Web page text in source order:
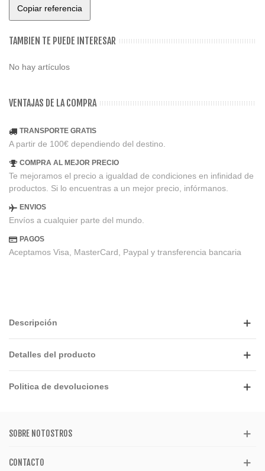
Copiar referencia
TAMBIEN TE PUEDE INTERESAR
No hay artículos
VENTAJAS DE LA COMPRA
TRANSPORTE GRATIS
A partir de 100€ dependiendo del destino.
COMPRA AL MEJOR PRECIO
Te mejoramos el precio a igualdad de condiciones en infinidad de
productos. Si lo encuentras a un mejor precio, infórmanos.
ENVIOS
Envíos a cualquier parte del mundo.
PAGOS
Aceptamos Visa, MasterCard, Paypal y transferencia bancaria
Descripción
Detalles del producto
Politica de devoluciones
SOBRE NOTOSTROS
CONTACTO